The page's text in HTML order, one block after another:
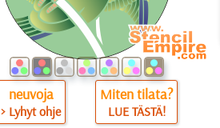
neuvoja
> Lyhyt ohje
Miten tilata?
LUE TÄSTÄ!